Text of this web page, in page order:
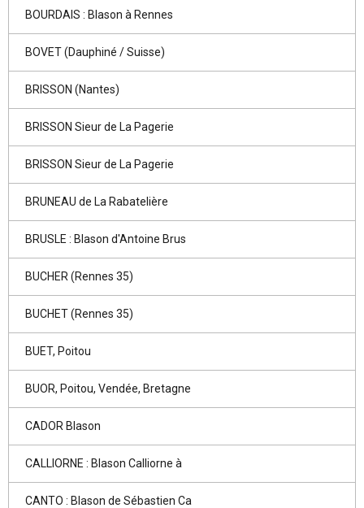
BOURDAIS : Blason à Rennes
BOVET (Dauphiné / Suisse)
BRISSON (Nantes)
BRISSON Sieur de La Pagerie
BRISSON Sieur de La Pagerie
BRUNEAU de La Rabatelière
BRUSLE : Blason d'Antoine Brus
BUCHER (Rennes 35)
BUCHET (Rennes 35)
BUET, Poitou
BUOR, Poitou, Vendée, Bretagne
CADOR Blason
CALLIORNE : Blason Calliorne à
CANTO : Blason de Sébastien Ca